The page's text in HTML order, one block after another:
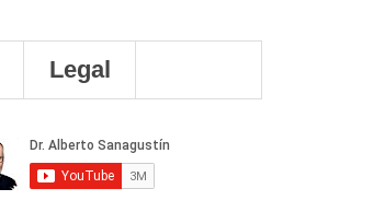
Legal